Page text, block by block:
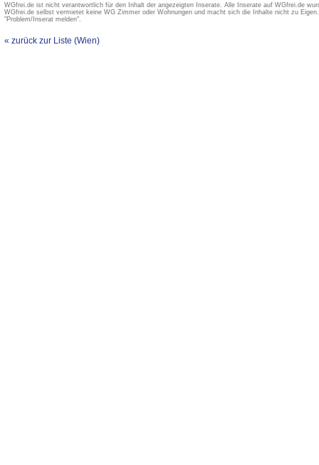
WGfrei.de ist nicht verantwortlich für den Inhalt der angezeigten Inserate. Alle Inserate auf WGfrei.de
WGfrei.de selbst vermietet keine WG Zimmer oder Wohnungen und macht sich die Inhalte nicht zu
"Problem/Inserat melden".
« zurück zur Liste (Wien)